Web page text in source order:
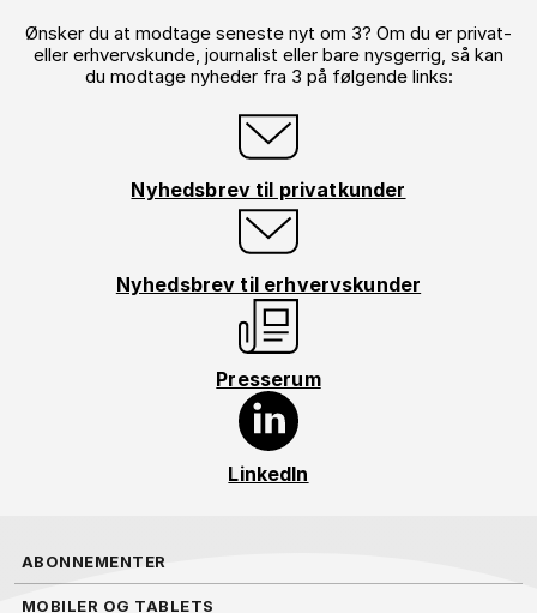
Ønsker du at modtage seneste nyt om 3? Om du er privat-
eller erhvervskunde, journalist eller bare nysgerrig, så kan
du modtage nyheder fra 3 på følgende links:
Nyhedsbrev til privatkunder
Nyhedsbrev til erhvervskunder
Presserum
LinkedIn
ABONNEMENTER
MOBILER OG TABLETS